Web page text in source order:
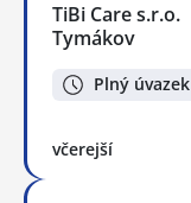
TiBi Care s.r.o.
Tymákov
Plný úvazek
včerejší